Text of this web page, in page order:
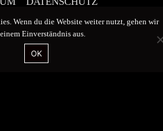
Wenn du die Website weiter nutzt, gehen wir
Einverständnis aus.
OK